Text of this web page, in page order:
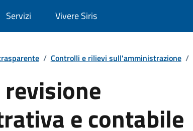
Servizi Vivere Siris
/ Controlli e rilievi sull'amministrazione /
e contabile